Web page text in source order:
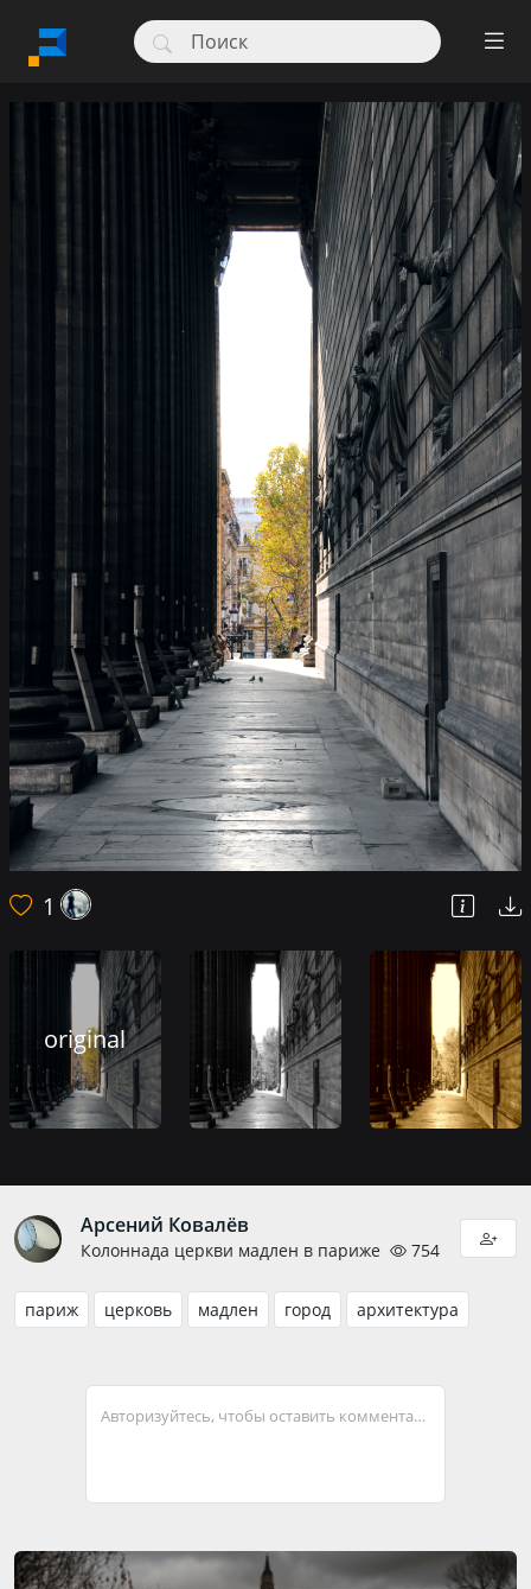
1
original
Арсений Ковалёв
Колоннада церкви мадлен в париже 754
париж церковь мадлен город архитектура
Авторизуйтесь, чтобы оставить комментарий